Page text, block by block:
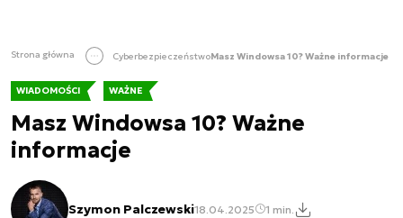
Strona główna CyberbezpieczeństwoMasz Windowsa 10? Ważne informacje
WIADOMOŚCI WAŻNE
Masz Windowsa 10? Ważne
informacje
Szymon Palczewski18.04.2025 1 min.